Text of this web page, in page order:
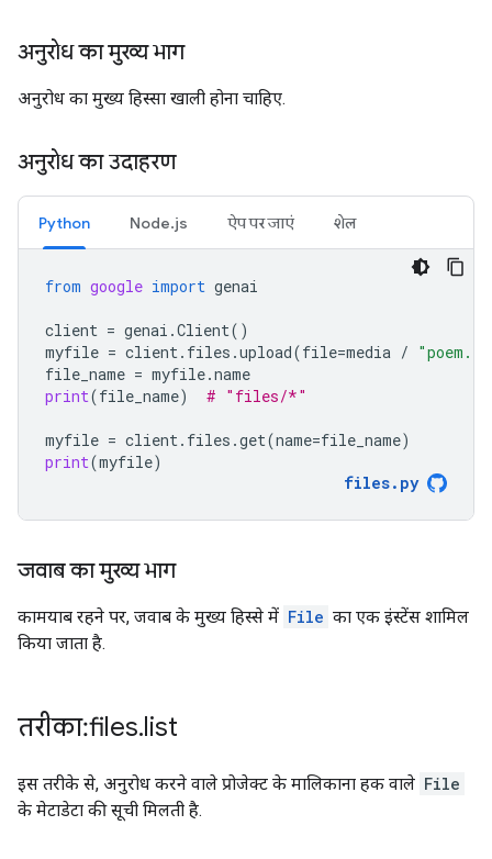
अनुरोध का मुख्य भाग
अनुरोध का मुख्य हिस्सा खाली होना चाहिए.
अनुरोध का उदाहरण
Python Node.js ऐप पर जाएं शेल
from google import genai
client = genai .Client()
myfile = client. files .upload(file=media /
file_name = myfile.name
print(file_name) # "files/*"
myfile = client. files .get(name=file_name)
print(myfile)
files. py
जवाब का मुख्य भाग
कामयाब रहने पर, जवाब के मुख्य हिस्से में File का एक इंस्टेंस शामिल
किया जाता है.
तरीका: files.list
इस तरीके से, अनुरोध करने वाले प्रोजेक्ट के मालिकाना हक वाले File
के मेटाडेटा की सूची मिलती है.